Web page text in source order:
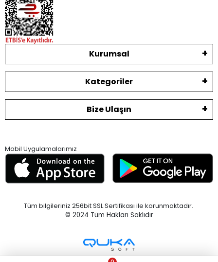
Kurumsal
Kategoriler
Bize Ulaşın
Mobil Uygulamalarımız
Tüm bilgileriniz 256bit SSL Sertifikası ile korunmaktadır.
© 2024 Tüm Hakları Saklıdır